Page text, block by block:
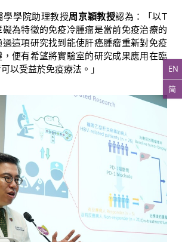
EN
简
學學院助理教授周京穎教授認為：「以T
為特徵的免疫冷腫瘤是當前免疫治療的
這項研究找到能使肝癌腫瘤重新對免疫
便有希望將實驗室的研究成果應用在臨
以受益於免疫療法。」